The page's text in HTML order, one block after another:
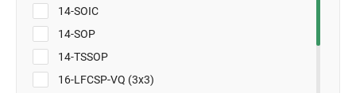
14-SOIC
14-SOP
14-TSSOP
16-LFCSP-VQ (3x3)